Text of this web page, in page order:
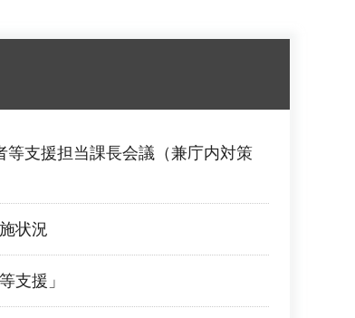
等支援担当課長会議（兼庁内対策
状況
支援」